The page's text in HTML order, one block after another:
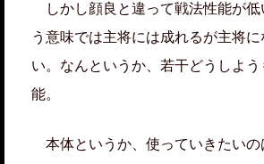
しかし顔良と違って戦法性能が低
う意味では主将には成れるが主将
い。なんというか、若干どうしよ
能。
本体というか、使っていきたいの